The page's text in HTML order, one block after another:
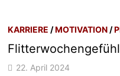
KARRIERE /MOTIVATION /
Flitterwochengefühl
22. April 2024